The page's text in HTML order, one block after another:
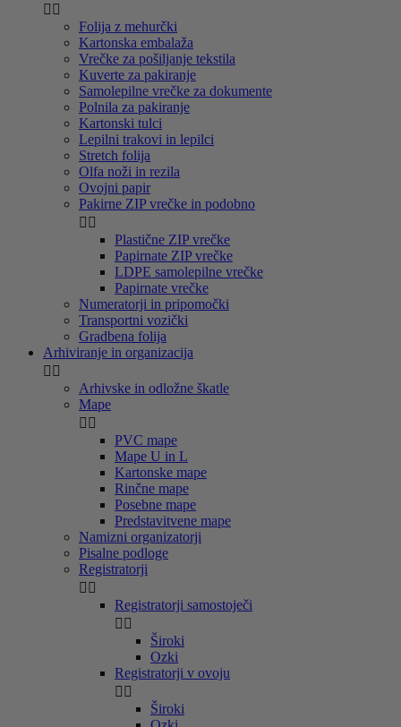
 
Folija z mehurčki
Kartonska embalaža
Vrečke za pošiljanje tekstila
Kuverte za pakiranje
Samolepilne vrečke za dokumente
Polnila za pakiranje
Kartonski tulci
Lepilni trakovi in lepilci
Stretch folija
Olfa noži in rezila
Ovojni papir
Pakirne ZIP vrečke in podobno
 
Plastične ZIP vrečke
Papirnate ZIP vrečke
LDPE samolepilne vrečke
Papirnate vrečke
Numeratorji in pripomočki
Transportni vozički
Gradbena folija
Arhiviranje in organizacija
 
Arhivske in odložne škatle
Mape
 
PVC mape
Mape U in L
Kartonske mape
Rinčne mape
Posebne mape
Predstavitvene mape
Namizni organizatorji
Pisalne podloge
Registratorji
 
Registratorji samostoječi
 
Široki
Ozki
Registratorji v ovoju
 
Široki